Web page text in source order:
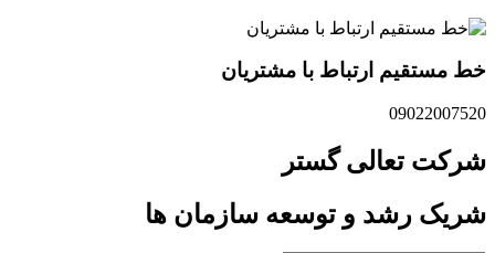
خط مستقیم ارتباط با مشتریان
09022007520
شرکت تعالی گستر
شریک رشد و توسعه سازمان ها